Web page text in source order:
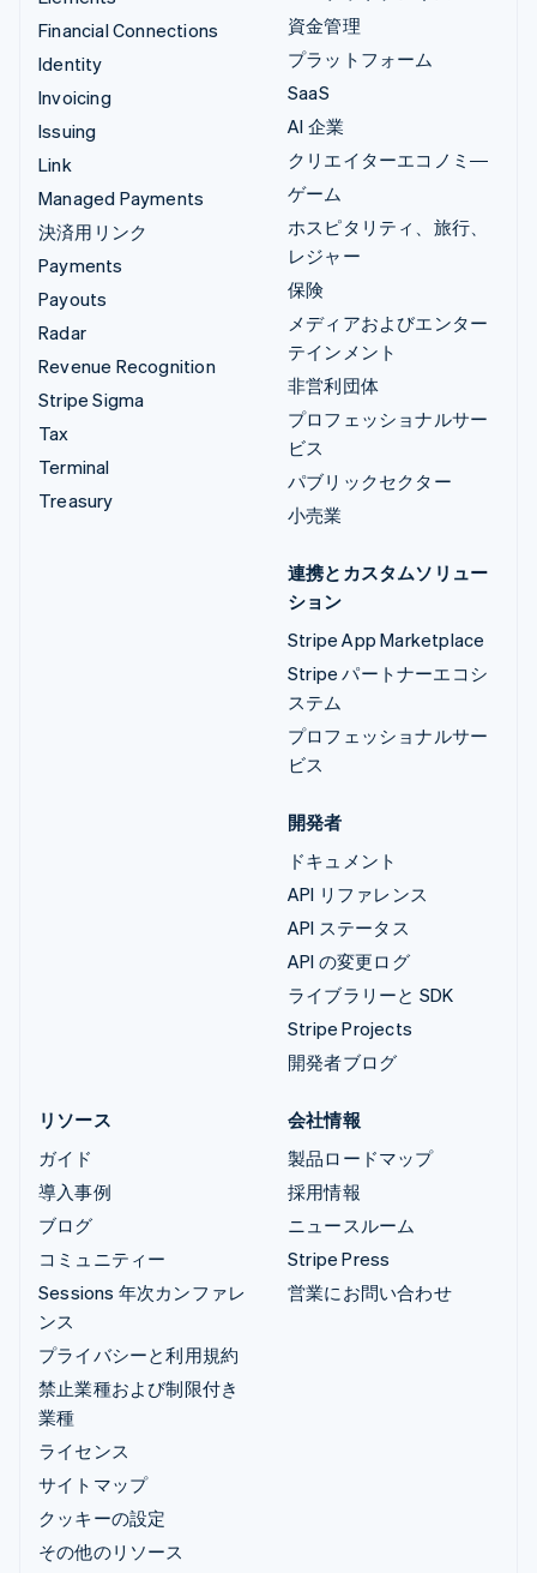
Financial Connections
Identity
Invoicing
Issuing
Link
Managed Payments
決済用リンク
Payments
Payouts
Radar
Revenue Recognition
Stripe Sigma
Tax
Terminal
Treasury
資金管理
プラットフォーム
SaaS
AI 企業
クリエイターエコノミ―
ゲーム
ホスピタリティ、旅行、
レジャー
保険
メディアおよびエンター
テインメント
非営利団体
プロフェッショナルサー
ビス
パブリックセクター
小売業
連携とカスタムソリュー
ション
Stripe App Marketplace
Stripe パートナーエコシ
ステム
プロフェッショナルサー
ビス
開発者
ドキュメント
API リファレンス
API ステータス
API の変更ログ
ライブラリーと SDK
Stripe Projects
開発者ブログ
リソース
ガイド
導入事例
ブログ
コミュニティー
Sessions 年次カンファレ
ンス
プライバシーと利用規約
禁止業種および制限付き
業種
ライセンス
サイトマップ
クッキーの設定
その他のリソース
会社情報
製品ロードマップ
採用情報
ニュースルーム
Stripe Press
営業にお問い合わせ